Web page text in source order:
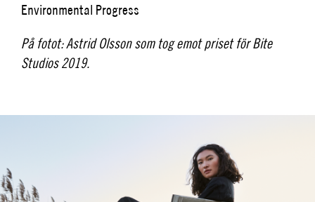
Environmental Progress
På fotot: Astrid Olsson som tog emot priset för Bite
Studios 2019.